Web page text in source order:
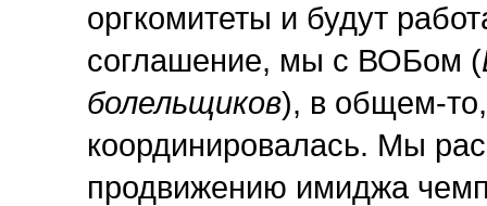
оргкомитеты и будут
соглашение, мы с ВОБом (
болельщиков), в общем-
координировалась. Мы
продвижению имиджа